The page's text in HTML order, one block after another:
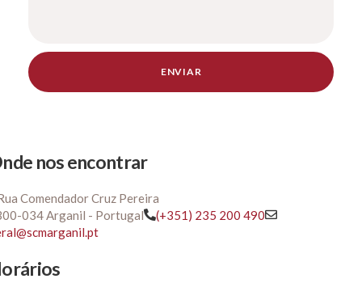
nos encontrar
Comendador Cruz Pereira
034 Arganil - Portugal
(+351) 235 200 490